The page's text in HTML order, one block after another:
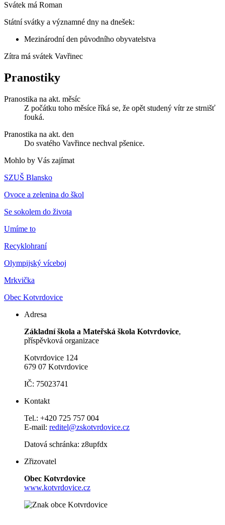
Svátek má Roman
Státní svátky a významné dny na dnešek:
Mezinárodní den původního obyvatelstva
Zítra má svátek Vavřinec
Pranostiky
Pranostika na akt. měsíc
Z počátku toho měsíce říká se, že opět studený vítr ze strnišť
fouká.
Pranostika na akt. den
Do svatého Vavřince nechval pšenice.
Mohlo by Vás zajímat
SZUŠ Blansko
Ovoce a zelenina do škol
Se sokolem do života
Umíme to
Recyklohraní
Olympijský víceboj
Mrkvička
Obec Kotvrdovice
Adresa
Základní škola a Mateřská škola Kotvrdovice,
příspěvková organizace
Kotvrdovice 124
679 07 Kotvrdovice
IČ: 75023741
Kontakt
Tel.: +420 725 757 004
E-mail: reditel@zskotvrdovice.cz
Datová schránka: z8upfdx
Zřizovatel
Obec Kotvrdovice
www.kotvrdovice.cz